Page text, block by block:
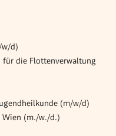
w/d)
für die Flottenverwaltung
(m/w/d)
Wien (m./w./d.)